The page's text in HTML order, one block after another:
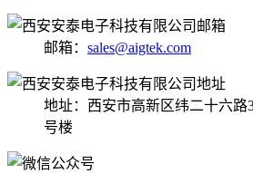
邮箱： sales@aigtek.com
地址：西安市高新区纬二十六路
号楼